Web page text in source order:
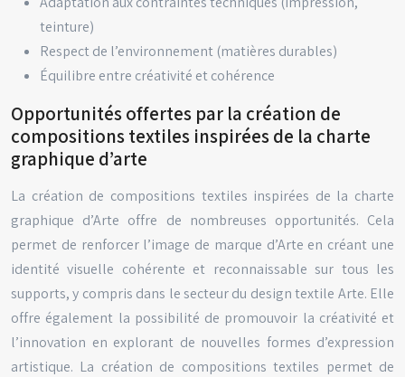
teinture)
Respect de l’environnement (matières durables)
Équilibre entre créativité et cohérence
Opportunités offertes par la création de
compositions textiles inspirées de la charte
graphique d’arte
La création de compositions textiles inspirées de la charte
graphique d’Arte offre de nombreuses opportunités. Cela
permet de renforcer l’image de marque d’Arte en créant une
identité visuelle cohérente et reconnaissable sur tous les
supports, y compris dans le secteur du design textile Arte. Elle
offre également la possibilité de promouvoir la créativité et
l’innovation en explorant de nouvelles formes d’expression
artistique. La création de compositions textiles permet de